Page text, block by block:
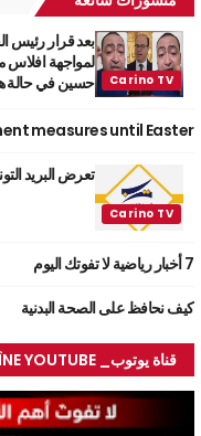
بعد قرار رئيس
لمواجهة
حسين في حالة
measures until Easter
تعرض البريد
7 أخبار رياضية لا تفوتك اليوم
كيف نحافظ على الصحة البدنية
قناة يوتوب_ CHAÎNE YOUTUBE